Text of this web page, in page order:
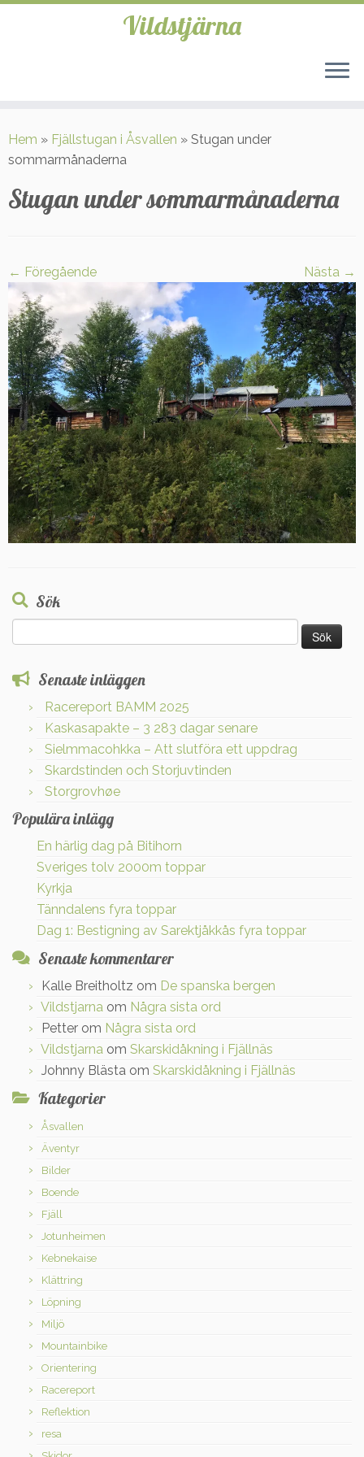
till
innehåll
Vildstjärna
Hem » Fjällstugan i Åsvallen » Stugan under
sommarmånaderna
Stugan under sommarmånaderna
← Föregående Nästa →
Sök
efter:
Senaste inläggen
Racereport BAMM 2025
Kaskasapakte – 3 283 dagar senare
Sielmmacohkka – Att slutföra ett uppdrag
Skardstinden och Storjuvtinden
Storgrovhøe
Populära inlägg
En härlig dag på Bitihorn
Sveriges tolv 2000m toppar
Kyrkja
Tänndalens fyra toppar
Dag 1: Bestigning av Sarektjåkkås fyra toppar
Senaste kommentarer
Kalle Breitholtz om De spanska bergen
Vildstjarna om Några sista ord
Petter om Några sista ord
Vildstjarna om Skarskidåkning i Fjällnäs
Johnny Blästa om Skarskidåkning i Fjällnäs
Kategorier
Åsvallen
Äventyr
Bilder
Boende
Fjäll
Jotunheimen
Kebnekaise
Klättring
Löpning
Miljö
Mountainbike
Orientering
Racereport
Reflektion
resa